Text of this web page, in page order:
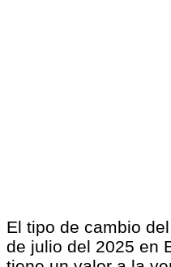
El tipo de cambio
de julio del 2025 en